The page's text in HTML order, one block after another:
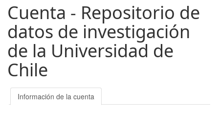
Cuenta - Repositorio de
datos de investigación
de la Universidad de
Chile
Información de la cuenta